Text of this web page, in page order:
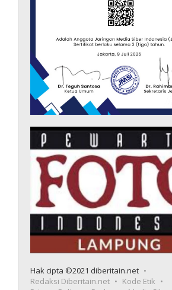
Hak cipta ©2021 diberitain.net
Redaksi Diberitain.net
Kode Etik